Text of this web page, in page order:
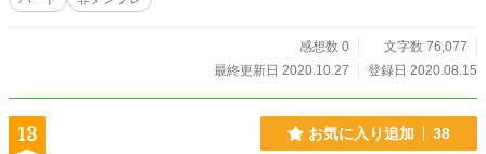
感想数 0
文字数 76,077
最終更新日 2020.10.27
登録日 2020.08.15
13 お気に入り追加 38